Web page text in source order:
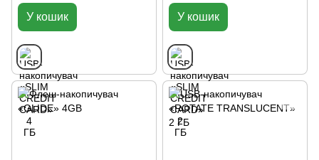
У кошик У кошик